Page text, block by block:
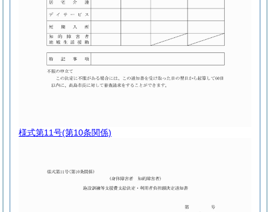
様式第11号(第10条関係)